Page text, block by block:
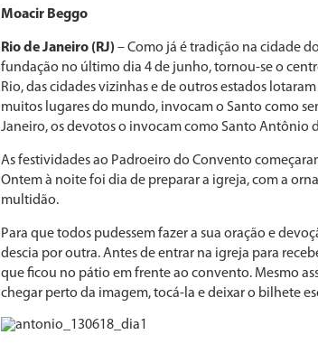
Moacir Beggo
Rio de Janeiro (RJ) – Como já é tradição na cidade
fundação no último dia 4 de junho, tornou-se o
Rio, das cidades vizinhas e de outros estados
muitos lugares do mundo, invocam o Santo como
Janeiro, os devotos o invocam como Santo Antônio
As festividades ao Padroeiro do Convento
Ontem à noite foi dia de preparar a igreja, com a
multidão.
Para que todos pudessem fazer a sua oração e
descia por outra. Antes de entrar na igreja para
que ficou no pátio em frente ao convento. Mesmo
chegar perto da imagem, tocá-la e deixar o bilhete